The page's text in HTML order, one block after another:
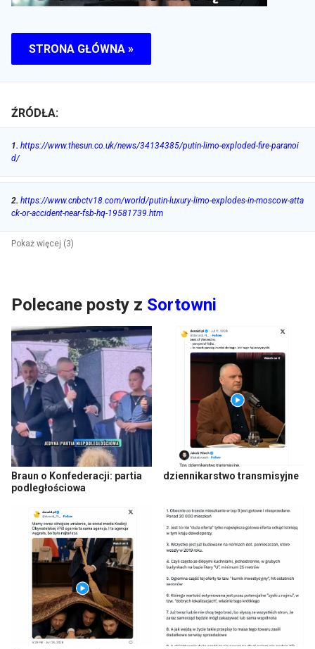
STRONA GŁÓWNA »
ŹRÓDŁA:
1. https://www.thesun.co.uk/news/34134385/putin-limo-exploded-fire-paranoi
d/
2. https://www.cnbctv18.com/world/putin-luxury-limo-explodes-in-moscow-atta
ck-or-accident-near-fsb-hq-19581739.htm
Pokaż więcej (3)
Polecane posty z Sortowni
Braun o Konfederacji: partia
podległościowa
dziennikarstwo transmisyjne